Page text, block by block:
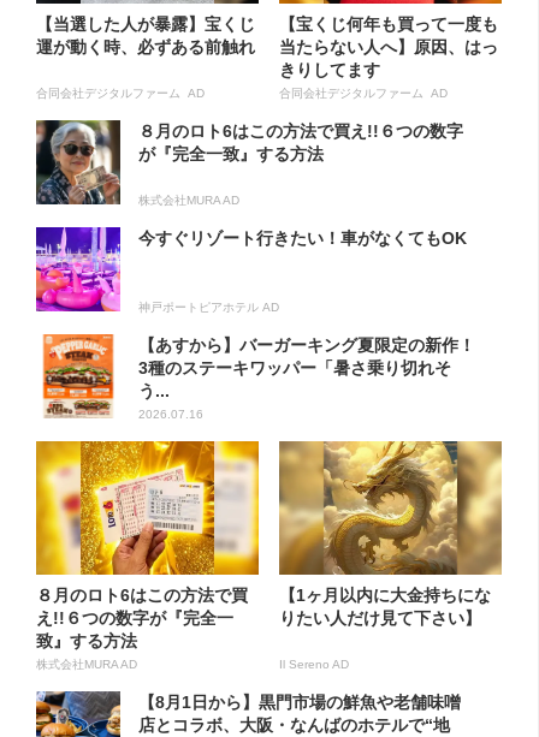
【当選した人が暴露】宝くじ
運が動く時、必ずある前触れ
合同会社デジタルファーム AD
【宝くじ何年も買って一度も
当たらない人へ】原因、はっ
きりしてます
合同会社デジタルファーム AD
８月のロト6はこの方法で買え!!６つの数字
が『完全一致』する方法
株式会社MURA AD
今すぐリゾート行きたい！車がなくてもOK
神戸ポートピアホテル AD
【あすから】バーガーキング夏限定の新作！
3種のステーキワッパー「暑さ乗り切れそ
う...
2026.07.16
８月のロト6はこの方法で買
え!!６つの数字が『完全一
致』する方法
株式会社MURA AD
【1ヶ月以内に大金持ちにな
りたい人だけ見て下さい】
Il Sereno AD
【8月1日から】黒門市場の鮮魚や老舗味噌
店とコラボ、大阪・なんばのホテルで“地